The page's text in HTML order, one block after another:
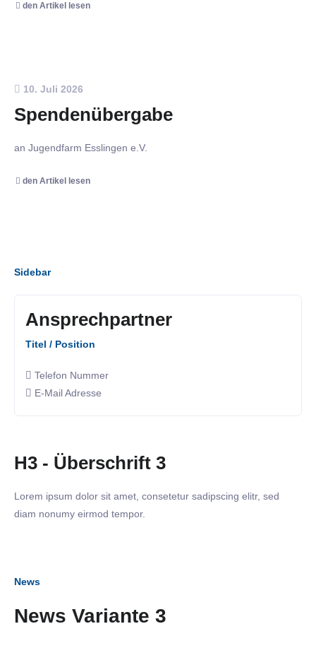
den Artikel lesen
10. Juli 2026
Spendenübergabe
an Jugendfarm Esslingen e.V.
den Artikel lesen
Sidebar
Ansprechpartner
Titel / Position
Telefon Nummer
E-Mail Adresse
H3 - Überschrift 3
Lorem ipsum dolor sit amet, consetetur sadipscing elitr, sed
diam nonumy eirmod tempor.
News
News Variante 3